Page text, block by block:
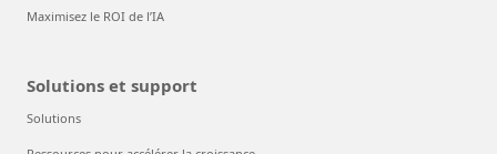
Maximisez le ROI de l’IA
Solutions et support
Solutions